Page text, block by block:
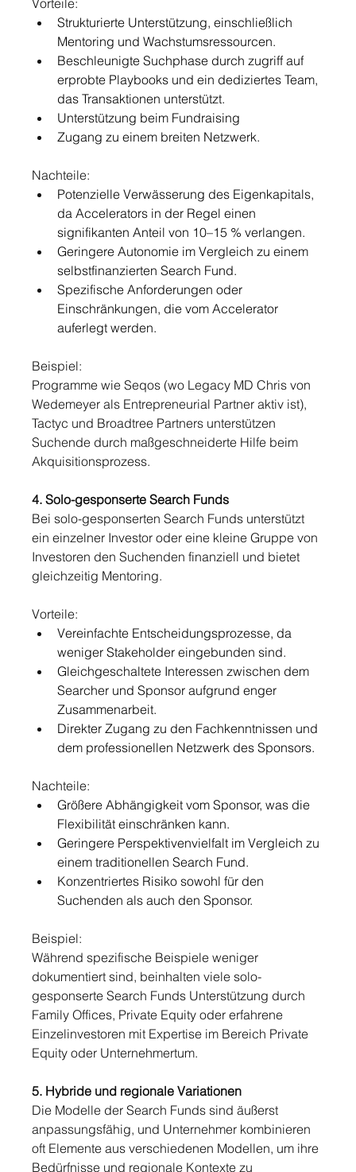
Vorteile:
Strukturierte Unterstützung, einschließlich
Mentoring und Wachstumsressourcen.
Beschleunigte Suchphase durch zugriff auf
erprobte Playbooks und ein dediziertes Team,
das Transaktionen unterstützt.
Unterstützung beim Fundraising
Zugang zu einem breiten Netzwerk.
Nachteile:
Potenzielle Verwässerung des Eigenkapitals,
da Accelerators in der Regel einen
signifikanten Anteil von 10–15 % verlangen.
Geringere Autonomie im Vergleich zu einem
selbstfinanzierten Search Fund.
Spezifische Anforderungen oder
Einschränkungen, die vom Accelerator
auferlegt werden.
Beispiel:
Programme wie Seqos (wo Legacy MD Chris von
Wedemeyer als Entrepreneurial Partner aktiv ist),
Tactyc und Broadtree Partners unterstützen
Suchende durch maßgeschneiderte Hilfe beim
Akquisitionsprozess.
4. Solo-gesponserte Search Funds
Bei solo-gesponserten Search Funds unterstützt
ein einzelner Investor oder eine kleine Gruppe von
Investoren den Suchenden finanziell und bietet
gleichzeitig Mentoring.
Vorteile:
Vereinfachte Entscheidungsprozesse, da
weniger Stakeholder eingebunden sind.
Gleichgeschaltete Interessen zwischen dem
Searcher und Sponsor aufgrund enger
Zusammenarbeit.
Direkter Zugang zu den Fachkenntnissen und
dem professionellen Netzwerk des Sponsors.
Nachteile:
Größere Abhängigkeit vom Sponsor, was die
Flexibilität einschränken kann.
Geringere Perspektivenvielfalt im Vergleich zu
einem traditionellen Search Fund.
Konzentriertes Risiko sowohl für den
Suchenden als auch den Sponsor.
Beispiel:
Während spezifische Beispiele weniger
dokumentiert sind, beinhalten viele solo-
gesponserte Search Funds Unterstützung durch
Family Offices, Private Equity oder erfahrene
Einzelinvestoren mit Expertise im Bereich Private
Equity oder Unternehmertum.
5. Hybride und regionale Variationen
Die Modelle der Search Funds sind äußerst
anpassungsfähig, und Unternehmer kombinieren
oft Elemente aus verschiedenen Modellen, um ihre
Bedürfnisse und regionale Kontexte zu